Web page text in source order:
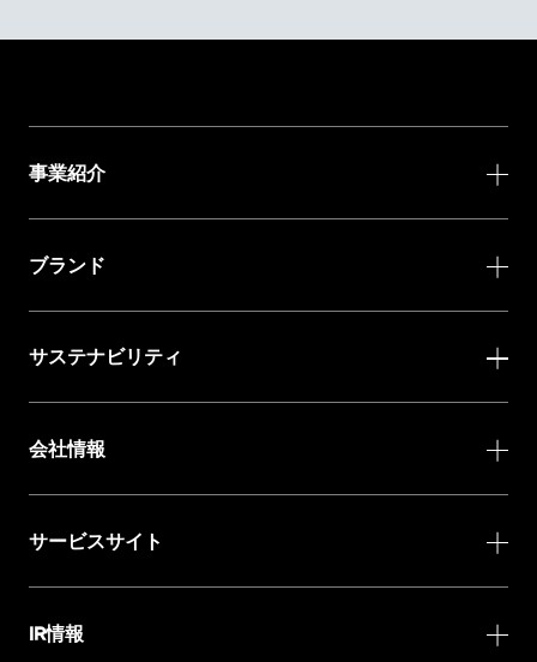
事業紹介
ブランド
サステナビリティ
会社情報
サービスサイト
IR情報